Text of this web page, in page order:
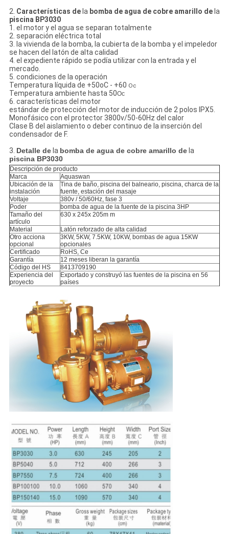
2. Características dela bomba de agua de cobre amarillo dela
piscina BP3030
1. el motor y el agua se separan totalmente
2. separación eléctrica total
3. la vivienda de la bomba, la cubierta de la bomba y el impeledor
se hacen del latón de alta calidad
4. el expediente rápido se podía utilizar con la entrada y el
mercado.
5. condiciones de la operación
Temperatura líquida de +50oC - +60 Oc
Temperatura ambiente hasta 50Oc
6. características del motor
estándar de protección del motor de inducción de 2 polos IPX5.
Monofásico con el protector 3800v/50-60Hz del calor
Clase B del aislamiento o deber continuo de la inserción del
condensador de F.
3. Detalle dela bomba de agua de cobre amarillo dela
piscina BP3030
Descripción de producto
Marca
Aquaswan
Ubicación de la
instalación
Tina de baño, piscina del balneario, piscina, charca de la
fuente, estación del masaje
Voltaje
380v / 50/60Hz, fase 3
Poder
bomba de agua de la fuente de la piscina 3HP
Tamaño del
artículo
630 x 245x 205m m
Material
Latón reforzado de alta calidad
Otro acciona
opcional
3KW, 5KW, 7.5KW, 10KW, bombas de agua 15KW
opcionales
Certificado
RoHS, Ce
Garantía
12 meses liberan la garantía
Código del HS
8413709190
Experiencia del
proyecto
Exportado y construyó las fuentes de la piscina en 56
países